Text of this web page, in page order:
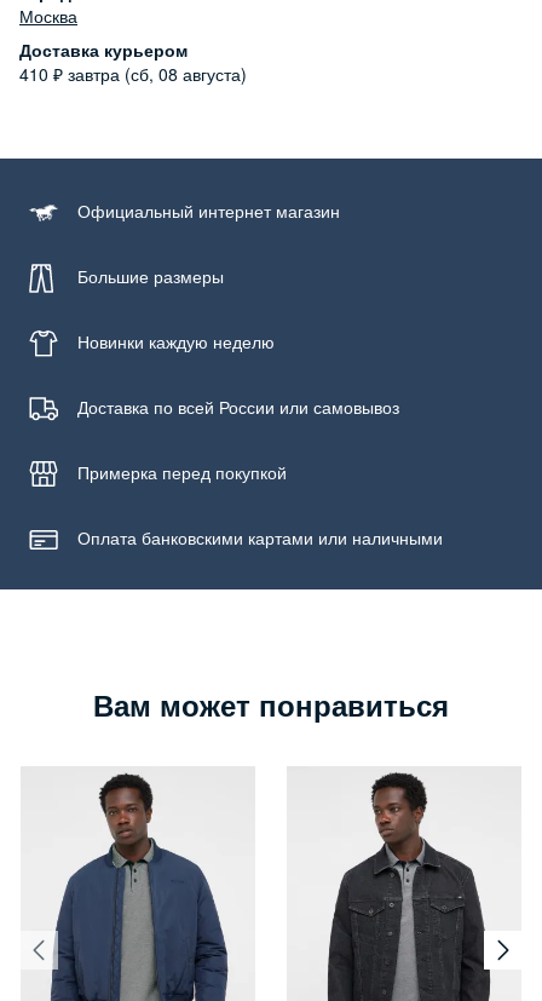
запрещена, отбеливание запрещено, машинная сушка
запрещена
Москва
Доставка курьером
410 ₽ завтра (сб, 08 августа)
Официальный интернет магазин
Большие размеры
Новинки каждую неделю
Доставка по всей России или самовывоз
Примерка перед покупкой
Оплата банковскими картами или наличными
Вам может понравиться